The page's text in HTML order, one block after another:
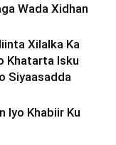
Wada Xidhan
Xilalka Ka
Khatarta Isku
Siyaasadda
Iyo Khabiir Ku